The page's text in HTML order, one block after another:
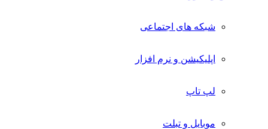
شبکه های اجتماعی
اپلیکیشن و نرم افزار
لپ تاپ
موبایل و تبلت